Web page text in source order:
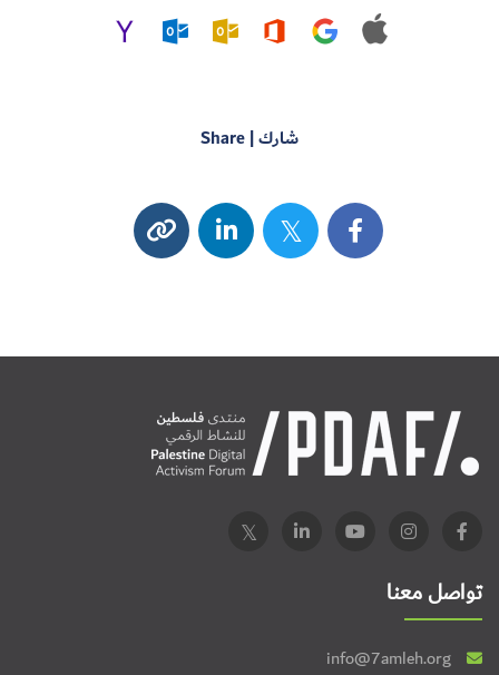
شارك | Share
تواصل معنا
info@7amleh.org